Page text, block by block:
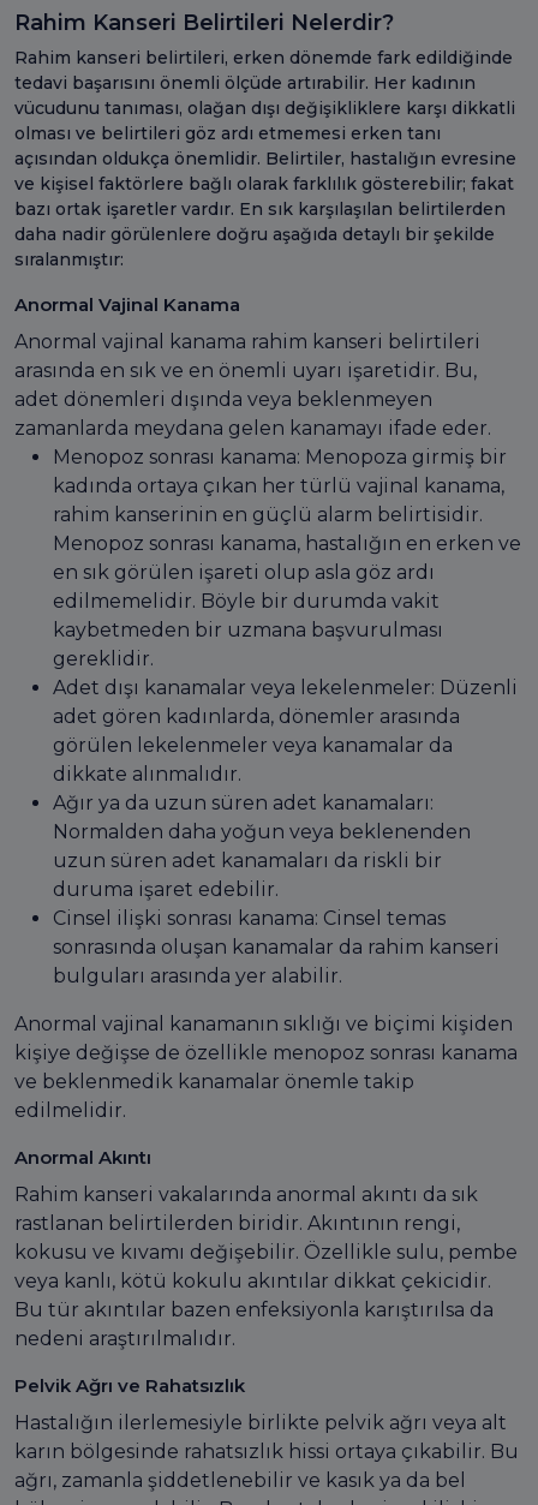
Rahim Kanseri Belirtileri Nelerdir?
Rahim kanseri belirtileri, erken dönemde fark edildiğinde
tedavi başarısını önemli ölçüde artırabilir. Her kadının
vücudunu tanıması, olağan dışı değişikliklere karşı dikkatli
olması ve belirtileri göz ardı etmemesi erken tanı
açısından oldukça önemlidir. Belirtiler, hastalığın evresine
ve kişisel faktörlere bağlı olarak farklılık gösterebilir; fakat
bazı ortak işaretler vardır. En sık karşılaşılan belirtilerden
daha nadir görülenlere doğru aşağıda detaylı bir şekilde
sıralanmıştır:
Anormal Vajinal Kanama
Anormal vajinal kanama rahim kanseri belirtileri
arasında en sık ve en önemli uyarı işaretidir. Bu,
adet dönemleri dışında veya beklenmeyen
zamanlarda meydana gelen kanamayı ifade eder.
Menopoz sonrası kanama: Menopoza girmiş bir
kadında ortaya çıkan her türlü vajinal kanama,
rahim kanserinin en güçlü alarm belirtisidir.
Menopoz sonrası kanama, hastalığın en erken ve
en sık görülen işareti olup asla göz ardı
edilmemelidir. Böyle bir durumda vakit
kaybetmeden bir uzmana başvurulması
gereklidir.
Adet dışı kanamalar veya lekelenmeler: Düzenli
adet gören kadınlarda, dönemler arasında
görülen lekelenmeler veya kanamalar da
dikkate alınmalıdır.
Ağır ya da uzun süren adet kanamaları:
Normalden daha yoğun veya beklenenden
uzun süren adet kanamaları da riskli bir
duruma işaret edebilir.
Cinsel ilişki sonrası kanama: Cinsel temas
sonrasında oluşan kanamalar da rahim kanseri
bulguları arasında yer alabilir.
Anormal vajinal kanamanın sıklığı ve biçimi kişiden
kişiye değişse de özellikle menopoz sonrası kanama
ve beklenmedik kanamalar önemle takip
edilmelidir.
Anormal Akıntı
Rahim kanseri vakalarında anormal akıntı da sık
rastlanan belirtilerden biridir. Akıntının rengi,
kokusu ve kıvamı değişebilir. Özellikle sulu, pembe
veya kanlı, kötü kokulu akıntılar dikkat çekicidir.
Bu tür akıntılar bazen enfeksiyonla karıştırılsa da
nedeni araştırılmalıdır.
Pelvik Ağrı ve Rahatsızlık
Hastalığın ilerlemesiyle birlikte pelvik ağrı veya alt
karın bölgesinde rahatsızlık hissi ortaya çıkabilir. Bu
ağrı, zamanla şiddetlenebilir ve kasık ya da bel